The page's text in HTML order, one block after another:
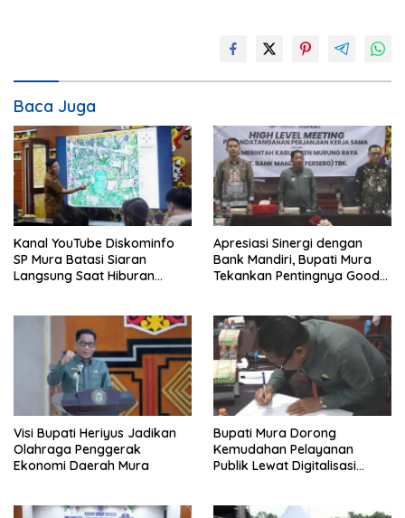
Baca Juga
Kanal YouTube Diskominfo
SP Mura Batasi Siaran
Langsung Saat Hiburan
Apresiasi Sinergi dengan
Bank Mandiri, Bupati Mura
Tekankan Pentingnya Good
Visi Bupati Heriyus Jadikan
Olahraga Penggerak
Ekonomi Daerah Mura
Bupati Mura Dorong
Kemudahan Pelayanan
Publik Lewat Digitalisasi